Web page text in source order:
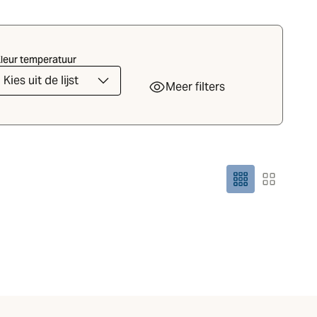
temperatuur
Kies uit de lijst Meer filters